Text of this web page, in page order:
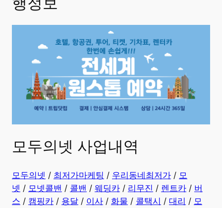
모두의넷 사업내역
모두의넷 / 최저가마케팅 / 우리동네최저가 / 모
넷 / 모넷콜밴 / 콜밴 / 웨딩카 / 리무진 / 렌트카 / 버
스 / 캠핑카 / 용달 / 이사 / 화물 / 콜택시 / 대리 / 모